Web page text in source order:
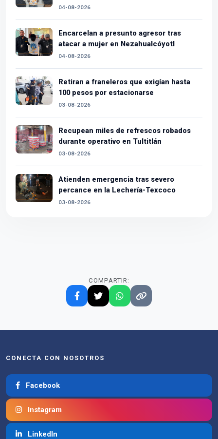
04-08-2026
Encarcelan a presunto agresor tras
atacar a mujer en Nezahualcóyotl
04-08-2026
Retiran a franeleros que exigían hasta
100 pesos por estacionarse
03-08-2026
Recupean miles de refrescos robados
durante operativo en Tultitlán
03-08-2026
Atienden emergencia tras severo
percance en la Lechería-Texcoco
03-08-2026
COMPARTIR:
CONECTA CON NOSOTROS
Facebook
Instagram
LinkedIn